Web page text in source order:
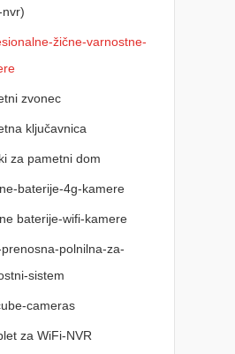
žične-varnostne-
zvonec
ključavnica
za pametni dom
baterije-4g-kamere
baterije-wifi-kamere
prenosna-polnilna-za-
sistem
cameras
za WiFi-NVR